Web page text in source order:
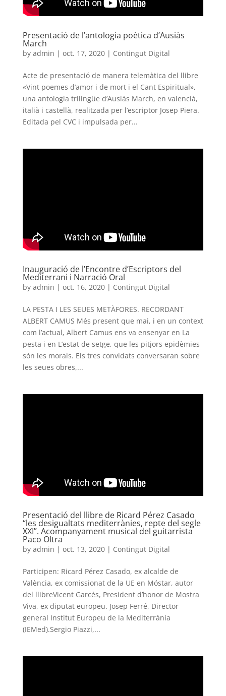
Presentació de l’antologia poètica d’Ausiàs
March
by admin | oct. 17, 2020| Contingut Digital
Acte de presentació de manera telemàtica del llibre
«Vint poemes d’amor i de mort i el Cant Espiritual»,
una antologia trilingüe d’Ausiàs March, en valencià,
italià i castellà, realitzada per l’escriptor Josep Piera.
Editada pel CVC i impulsada per...
Inauguració de l’Encontre d’Escriptors del
Mediterrani i Narració Oral
by admin | oct. 16, 2020| Contingut Digital
LA PESTA I LES SEUES METÀFORES. RECORDANT
ALBERT CAMUS Més present que mai, i en un context
com l’actual, Albert Camus ens va ensenyar en La
pesta i en L’estat de setge, que les pitjors epidèmies
són les morals. Els tres convidats conversaran sobre
les seues obres,...
Presentació del llibre de Ricard Pérez Casado
“les desigualtats mediterrànies, repte del segle
XXI”. Acompanyament musical del guitarrista
Paco Oltra
by admin | oct. 13, 2020| Contingut Digital
Participen: Ricard Pérez Casado, ex alcalde de
València, ex comissionat de la UE en Móstar, autor
del llibreVicent Garcés, President d’honor de Mostra
Viva, ex diputat europeu. Josep Ferré, Director
general Institut Europeu de la Mediterrània
(IEMed).Sergio Piazzi,...